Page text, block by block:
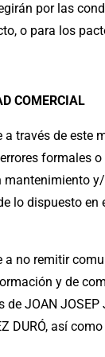
por las
o para los
COMERCIAL
a través de
formales
mantenimiento
lo dispuesto
a no remitir
y de
JOAN
DURÓ, así